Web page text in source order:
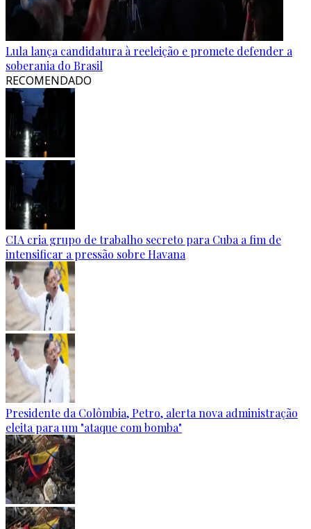
Lula lança candidatura à reeleição e promete defender a
soberania do Brasil
RECOMENDADO
CIA cria grupo de trabalho secreto para Cuba a fim de
intensificar a pressão sobre Havana
Presidente da Colômbia, Petro, alerta nova administração
eleita para um "ataque com bomba"